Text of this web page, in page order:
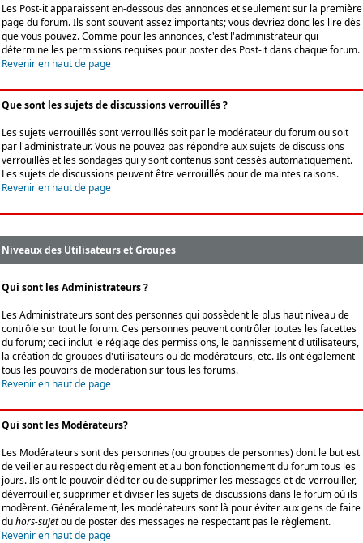
Les Post-it apparaissent en-dessous des annonces et seulement sur la première
page du forum. Ils sont souvent assez importants; vous devriez donc les lire dès
que vous pouvez. Comme pour les annonces, c'est l'administrateur qui
détermine les permissions requises pour poster des Post-it dans chaque forum.
Revenir en haut de page
Que sont les sujets de discussions verrouillés ?
Les sujets verrouillés sont verrouillés soit par le modérateur du forum ou soit
par l'administrateur. Vous ne pouvez pas répondre aux sujets de discussions
verrouillés et les sondages qui y sont contenus sont cessés automatiquement.
Les sujets de discussions peuvent être verrouillés pour de maintes raisons.
Revenir en haut de page
Niveaux des Utilisateurs et Groupes
Qui sont les Administrateurs ?
Les Administrateurs sont des personnes qui possèdent le plus haut niveau de
contrôle sur tout le forum. Ces personnes peuvent contrôler toutes les facettes
du forum; ceci inclut le réglage des permissions, le bannissement d'utilisateurs,
la création de groupes d'utilisateurs ou de modérateurs, etc. Ils ont également
tous les pouvoirs de modération sur tous les forums.
Revenir en haut de page
Qui sont les Modérateurs?
Les Modérateurs sont des personnes (ou groupes de personnes) dont le but est
de veiller au respect du règlement et au bon fonctionnement du forum tous les
jours. Ils ont le pouvoir d'éditer ou de supprimer les messages et de verrouiller,
déverrouiller, supprimer et diviser les sujets de discussions dans le forum où ils
modèrent. Généralement, les modérateurs sont là pour éviter aux gens de faire
duhors-sujetou de poster des messages ne respectant pas le règlement.
Revenir en haut de page